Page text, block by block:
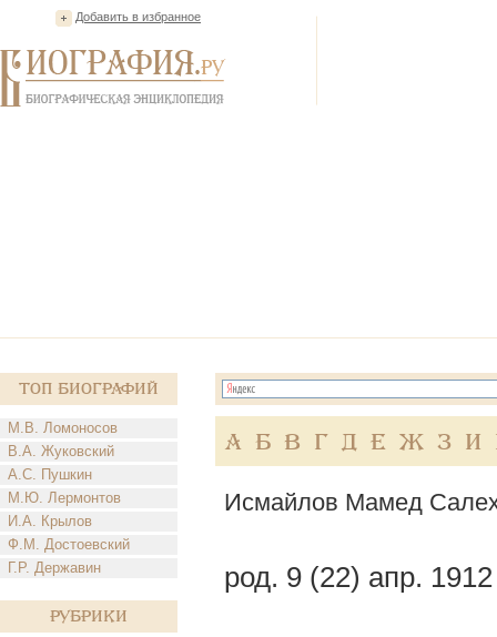
Добавить в избранное
Топ Биографий
М.В. Ломоносов
В.А. Жуковский
А.С. Пушкин
М.Ю. Лермонтов
И.А. Крылов
Ф.М. Достоевский
Г.Р. Державин
Рубрики
А Б В Г Д Е Ж З И
Исмайлов Мамед
род. 9 (22) апр.